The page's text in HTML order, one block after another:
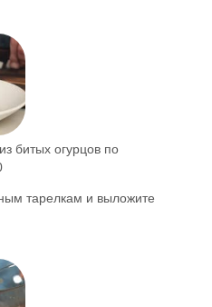
битых огурцов по
тарелкам и выложите